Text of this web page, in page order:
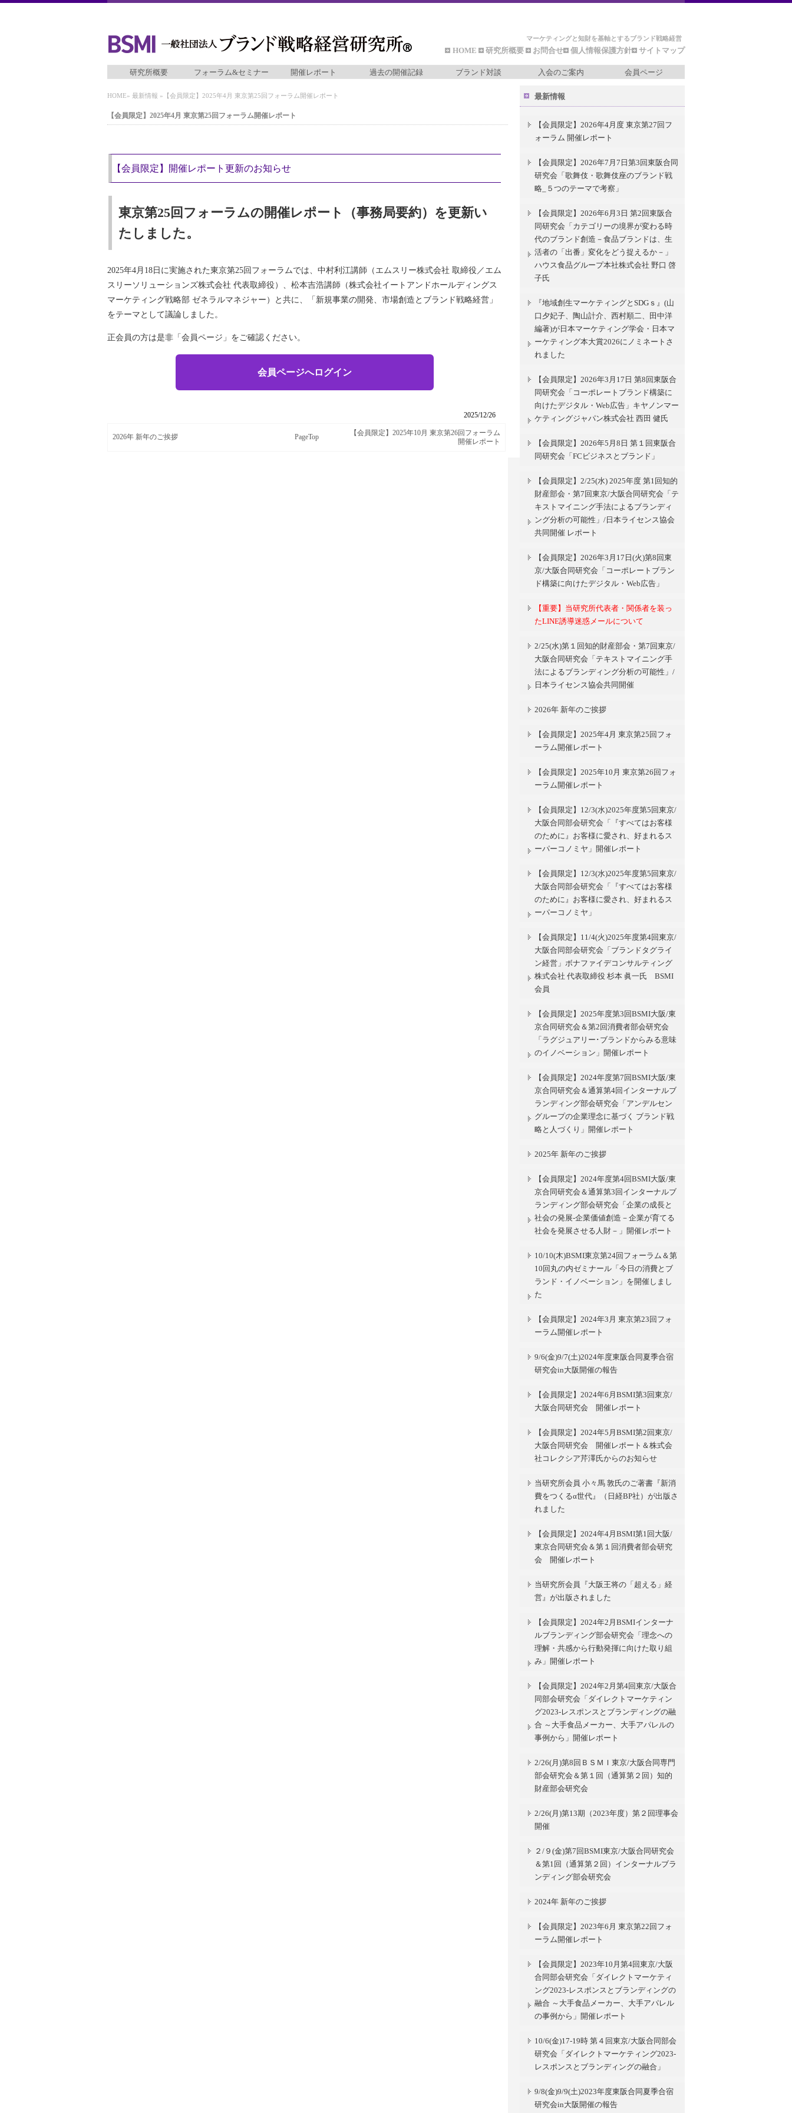
マーケティングと知財を基軸とするブランド戦略経営
HOME 研究所概要 お問合せ 個人情報保護方針 サイトマップ
研究所概要 フォーラム&セミナー 開催レポート 過去の開催記録 ブランド対談 入会のご案内 会員ページ
HOME» 最新情報 »【会員限定】2025年4月 東京第25回フォーラム開催レポート
【会員限定】2025年4月 東京第25回フォーラム開催レポート
【会員限定】開催レポート更新のお知らせ
東京第25回フォーラムの開催レポート（事務局要約）を更新い
たしました。
2025年4⽉18⽇に実施された東京第25回フォーラムでは、中村利江講師（エムスリー株式会社 取締役／エム
スリーソリューションズ株式会社 代表取締役）、松本吉浩講師（株式会社イートアンドホールディングス
マーケティング戦略部 ゼネラルマネジャー）と共に、「新規事業の開発、市場創造とブランド戦略経営」
をテーマとして議論しました。
正会員の方は是非「会員ページ」をご確認ください。
会員ページへログイン
2025/12/26
2026年 新年のご挨拶 PageTop
【会員限定】2025年10月 東京第26回フォーラム
開催レポート
最新情報
【会員限定】2026年4月度 東京第27回フ
ォーラム 開催レポート
【会員限定】2026年7月7日第3回東阪合同
研究会「歌舞伎・歌舞伎座のブランド戦
略_５つのテーマで考察」
【会員限定】2026年6月3日 第2回東阪合
同研究会「カテゴリーの境界が変わる時
代のブランド創造－食品ブランドは、生
活者の「出番」変化をどう捉えるか－」
ハウス食品グループ本社株式会社 野口 啓
子氏
『地域創生マーケティングとSDGｓ』(山
口夕妃子、陶山計介、西村順二、田中洋
編著)が日本マーケティング学会・日本マ
ーケティング本大賞2026にノミネートさ
れました
【会員限定】2026年3月17日 第8回東阪合
同研究会「コーポレートブランド構築に
向けたデジタル・Web広告」キヤノンマー
ケティングジャパン株式会社 西田 健氏
【会員限定】2026年5月8日 第１回東阪合
同研究会「FCビジネスとブランド」
【会員限定】2/25(水) 2025年度 第1回知的
財産部会・第7回東京/大阪合同研究会「テ
キストマイニング手法によるブランディ
ング分析の可能性」/日本ライセンス協会
共同開催 レポート
【会員限定】2026年3月17日(火)第8回東
京/大阪合同研究会「コーポレートブラン
ド構築に向けたデジタル・Web広告」
【重要】当研究所代表者・関係者を装っ
たLINE誘導迷惑メールについて
2/25(水)第１回知的財産部会・第7回東京/
大阪合同研究会「テキストマイニング手
法によるブランディング分析の可能性」/
日本ライセンス協会共同開催
2026年 新年のご挨拶
【会員限定】2025年4月 東京第25回フォ
ーラム開催レポート
【会員限定】2025年10月 東京第26回フォ
ーラム開催レポート
【会員限定】12/3(水)2025年度第5回東京/
大阪合同部会研究会「『すべてはお客様
のために』お客様に愛され、好まれるス
ーパーコノミヤ」開催レポート
【会員限定】12/3(水)2025年度第5回東京/
大阪合同部会研究会「『すべてはお客様
のために』お客様に愛され、好まれるス
ーパーコノミヤ」
【会員限定】11/4(火)2025年度第4回東京/
大阪合同部会研究会「ブランドタグライ
ン経営」ボナファイデコンサルティング
株式会社 代表取締役 杉本 眞一氏 BSMI
会員
【会員限定】2025年度第3回BSMI大阪/東
京合同研究会＆第2回消費者部会研究会
「ラグジュアリー･ブランドからみる意味
のイノベーション」開催レポート
【会員限定】2024年度第7回BSMI大阪/東
京合同研究会＆通算第4回インターナルブ
ランディング部会研究会「アンデルセン
グループの企業理念に基づく ブランド戦
略と人づくり」開催レポート
2025年 新年のご挨拶
【会員限定】2024年度第4回BSMI大阪/東
京合同研究会＆通算第3回インターナルブ
ランディング部会研究会「企業の成長と
社会の発展-企業価値創造－企業が育てる
社会を発展させる人財－」開催レポート
10/10(木)BSMI東京第24回フォーラム＆第
10回丸の内ゼミナール「今日の消費とブ
ランド・イノベーション」を開催しまし
た
【会員限定】2024年3月 東京第23回フォ
ーラム開催レポート
9/6(金)9/7(土)2024年度東阪合同夏季合宿
研究会in大阪開催の報告
【会員限定】2024年6月BSMI第3回東京/
大阪合同研究会 開催レポート
【会員限定】2024年5月BSMI第2回東京/
大阪合同研究会 開催レポート＆株式会
社コレクシア芹澤氏からのお知らせ
当研究所会員 小々馬 敦氏のご著書『新消
費をつくるα世代』（日経BP社）が出版さ
れました
【会員限定】2024年4月BSMI第1回大阪/
東京合同研究会＆第１回消費者部会研究
会 開催レポート
当研究所会員『大阪王将の「超える」経
営』が出版されました
【会員限定】2024年2月BSMIインターナ
ルブランディング部会研究会「理念への
理解・共感から行動発揮に向けた取り組
み」開催レポート
【会員限定】2024年2月第4回東京/大阪合
同部会研究会「ダイレクトマーケティン
グ2023-レスポンスとブランディングの融
合 ～大手食品メーカー、大手アパレルの
事例から」開催レポート
2/26(月)第8回ＢＳＭＩ東京/大阪合同専門
部会研究会＆第１回（通算第２回）知的
財産部会研究会
2/26(月)第13期（2023年度）第２回理事会
開催
２/９(金)第7回BSMI東京/大阪合同研究会
＆第1回（通算第２回）インターナルブラ
ンディング部会研究会
2024年 新年のご挨拶
【会員限定】2023年6月 東京第22回フォ
ーラム開催レポート
【会員限定】2023年10月第4回東京/大阪
合同部会研究会「ダイレクトマーケティ
ング2023-レスポンスとブランディングの
融合 ～大手食品メーカー、大手アパレル
の事例から」開催レポート
10/6(金)17-19時 第４回東京/大阪合同部会
研究会「ダイレクトマーケティング2023-
レスポンスとブランディングの融合」
9/8(金)9/9(土)2023年度東阪合同夏季合宿
研究会in大阪開催の報告